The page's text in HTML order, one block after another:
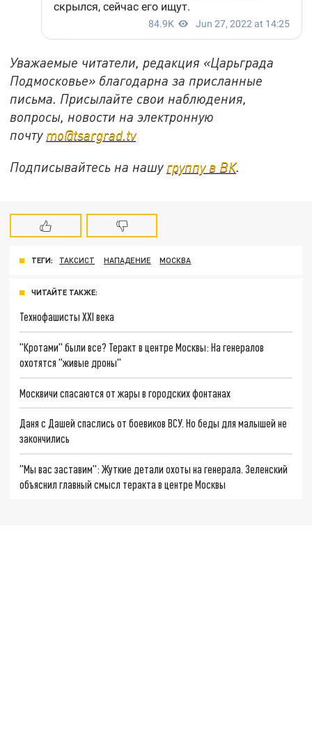
Уважаемые читатели, редакция «Царьграда
Подмосковье» благодарна за присланные
письма. Присылайте свои наблюдения,
вопросы, новости на электронную
почту mo@tsargrad.tv
Подписывайтесь на нашу группу в ВК.
ТЕГИ: ТАКСИСТ НАПАДЕНИЕ МОСКВА
ЧИТАЙТЕ ТАКЖЕ:
Технофашисты XXI века
"Кротами" были все? Теракт в центре Москвы: На генералов
охотятся "живые дроны"
Москвичи спасаются от жары в городских фонтанах
Даня с Дашей спаслись от боевиков ВСУ. Но беды для малышей не
закончились
"Мы вас заставим": Жуткие детали охоты на генерала. Зеленский
объяснил главный смысл теракта в центре Москвы